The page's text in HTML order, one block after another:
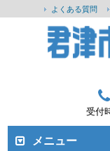
よくある質問
受付
メニュー